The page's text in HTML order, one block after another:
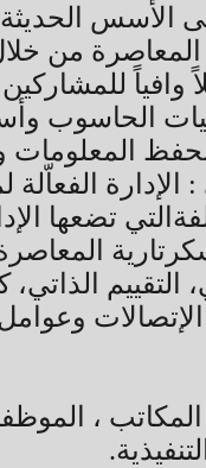
الأسس الحديثة
المعاصرة من
وافياً
الحاسوب
بحفظ
الفعاّلة
تضعها
التقييم
،